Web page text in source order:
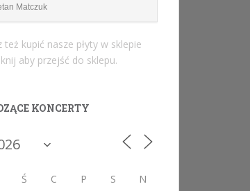
Matczuk
też kupić nasze płyty w sklepie
aby przejść do sklepu.
KONCERTY
Ś C P S N